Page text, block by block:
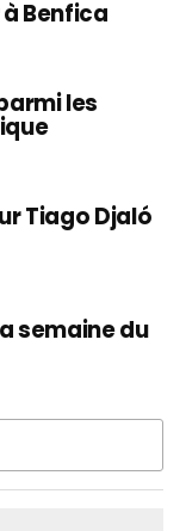
Benfica
les
Tiago Djaló
semaine du